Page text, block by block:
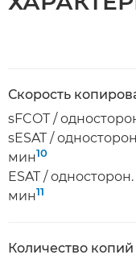
Скорость
sFCOT /
sESAT /
мин10
ESAT /
мин11
Количество копий